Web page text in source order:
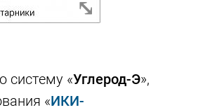
систему «Углерод-Э»,
«ИКИ-